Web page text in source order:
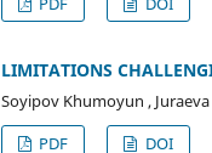
LIMITATIONS
Soyipov Khumoyun ,
PDF
DOI